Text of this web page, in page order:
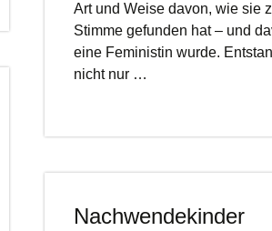
Art und Weise davon, wie sie
Stimme gefunden hat – und
eine Feministin wurde.
nicht nur …
Nachwendekinder